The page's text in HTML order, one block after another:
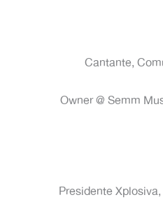
Cantante,
Owner @ Semm
Presidente